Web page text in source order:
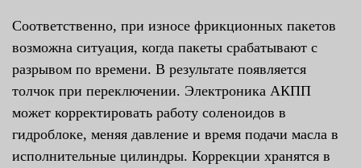
Соответственно, при износе фрикционных пакетов
возможна ситуация, когда пакеты срабатывают с
разрывом по времени. В результате появляется
толчок при переключении. Электроника АКПП
может корректировать работу соленоидов в
гидроблоке, меняя давление и время подачи масла в
исполнительные цилиндры. Коррекции хранятся в